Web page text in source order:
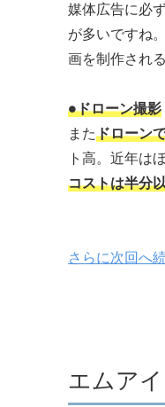
媒体広告に必
が多いですね
画を制作され
●ドローン撮影
またドローン
ト高。近年は
コストは半分
さらに次回へ
エムア